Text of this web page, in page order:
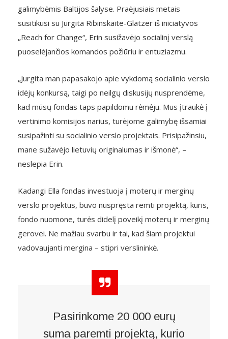
galimybėmis Baltijos šalyse. Praėjusiais metais
susitikusi su Jurgita Ribinskaite-Glatzer iš iniciatyvos
„Reach for Change“, Erin susižavėjo socialinį verslą
puoselėjančios komandos požiūriu ir entuziazmu.
„Jurgita man papasakojo apie vykdomą socialinio verslo
idėjų konkursą, taigi po neilgų diskusijų nusprendėme,
kad mūsų fondas taps papildomu rėmėju. Mus įtraukė į
vertinimo komisijos narius, turėjome galimybę išsamiai
susipažinti su socialinio verslo projektais. Prisipažinsiu,
mane sužavėjo lietuvių originalumas ir išmonė“, –
neslepia Erin.
Kadangi Ella fondas investuoja į moterų ir merginų
verslo projektus, buvo nuspręsta remti projektą, kuris,
fondo nuomone, turės didelį poveikį moterų ir merginų
gerovei. Ne mažiau svarbu ir tai, kad šiam projektui
vadovaujanti mergina – stipri verslininkė.
Pasirinkome 20 000 eurų
suma paremti projektą, kurio